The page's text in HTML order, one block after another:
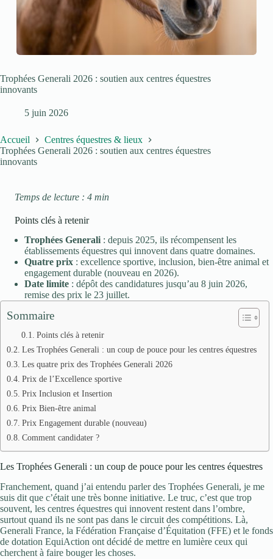
Trophées Generali 2026 : soutien aux centres équestres
innovants
5 juin 2026
Accueil
Centres équestres & lieux
Trophées Generali 2026 : soutien aux centres équestres
innovants
Temps de lecture : 4 min
Points clés à retenir
Trophées Generali : depuis 2025, ils récompensent les
établissements équestres qui innovent dans quatre domaines.
Quatre prix : excellence sportive, inclusion, bien-être animal et
engagement durable (nouveau en 2026).
Date limite : dépôt des candidatures jusqu’au 8 juin 2026,
remise des prix le 23 juillet.
Sommaire
Points clés à retenir
Les Trophées Generali : un coup de pouce pour les centres équestres
Les quatre prix des Trophées Generali 2026
Prix de l’Excellence sportive
Prix Inclusion et Insertion
Prix Bien-être animal
Prix Engagement durable (nouveau)
Comment candidater ?
Les Trophées Generali : un coup de pouce pour les centres équestres
Franchement, quand j’ai entendu parler des Trophées Generali, je me
suis dit que c’était une très bonne initiative. Le truc, c’est que trop
souvent, les centres équestres qui innovent restent dans l’ombre,
surtout quand ils ne sont pas dans le circuit des compétitions. Là,
Generali France, la Fédération Française d’Équitation (FFE) et le fonds
de dotation EquiAction ont décidé de mettre en lumière ceux qui
cherchent à faire bouger les choses.